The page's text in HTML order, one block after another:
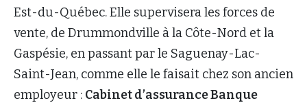
Est-du-Québec. Elle supervisera les forces de
vente, de Drummondville à la Côte-Nord et la
Gaspésie, en passant par le Saguenay-Lac-
Saint-Jean, comme elle le faisait chez son ancien
employeur : Cabinet d’assurance Banque